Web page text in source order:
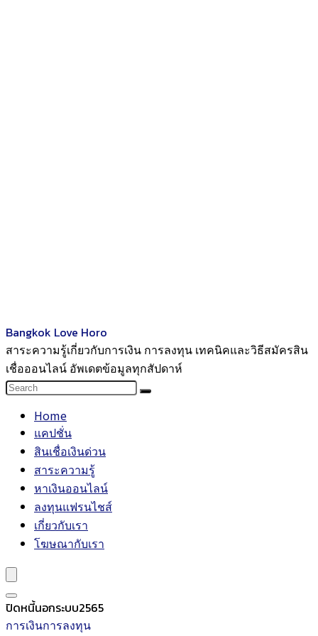
Bangkok Love Horo
สาระความรู้เกี่ยวกับการเงิน การลงทุน เทคนิคและวิธีสมัครสิน
เชื่อออนไลน์ อัพเดตข้อมูลทุกสัปดาห์
Home
แคปชั่น
สินเชื่อเงินด่วน
สาระความรู้
หาเงินออนไลน์
ลงทุนแฟรนไชส์
เกี่ยวกับเรา
โฆษณากับเรา
ปิดหนี้นอกระบบ2565
การเงินการลงทุน